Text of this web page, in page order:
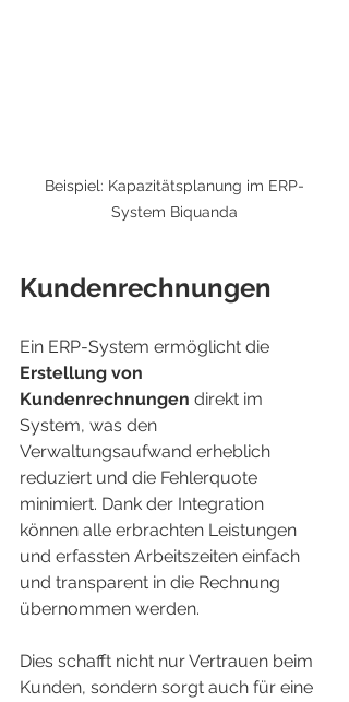
Beispiel: Kapazitätsplanung im ERP-
System Biquanda
Kundenrechnungen
Ein ERP-System ermöglicht die
Erstellung von
Kundenrechnungen direkt im
System, was den
Verwaltungsaufwand erheblich
reduziert und die Fehlerquote
minimiert. Dank der Integration
können alle erbrachten Leistungen
und erfassten Arbeitszeiten einfach
und transparent in die Rechnung
übernommen werden.
Dies schafft nicht nur Vertrauen beim
Kunden, sondern sorgt auch für eine